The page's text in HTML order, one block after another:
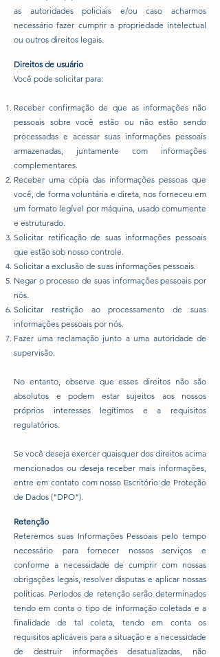
as autoridades policiais e/ou caso acharmos
necessário fazer cumprir a propriedade intelectual
ou outros direitos legais.
Direitos de usuário
Você pode solicitar para:
Receber confirmação de que as informações não
pessoais sobre você estão ou não estão sendo
processadas e acessar suas informações pessoais
armazenadas, juntamente com informações
complementares.
Receber uma cópia das informações pessoas que
você, de forma voluntária e direta, nos forneceu em
um formato legível por máquina, usado comumente
e estruturado.
Solicitar retificação de suas informações pessoais
que estão sob nosso controle.
Solicitar a exclusão de suas informações pessoais.
Negar o processo de suas informações pessoais por
nós.
Solicitar restrição ao processamento de suas
informações pessoais por nós.
Fazer uma reclamação junto a uma autoridade de
supervisão.
No entanto, observe que esses direitos não são
absolutos e podem estar sujeitos aos nossos
próprios interesses legítimos e a requisitos
regulatórios.
Se você deseja exercer quaisquer dos direitos acima
mencionados ou deseja receber mais informações,
entre em contato com nosso Escritório de Proteção
de Dados ("DPO").
Retenção
Reteremos suas Informações Pessoais pelo tempo
necessário para fornecer nossos serviços e
conforme a necessidade de cumprir com nossas
obrigações legais, resolver disputas e aplicar nossas
políticas. Períodos de retenção serão determinados
tendo em conta o tipo de informação coletada e a
finalidade de tal coleta, tendo em conta os
requisitos aplicáveis para a situação e a necessidade
de destruir informações desatualizadas, não